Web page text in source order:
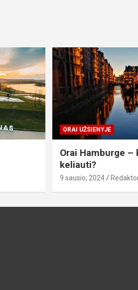
ORAI UŽSIENYJE
Orai Hamburge –
keliauti?
9 sausio, 2024